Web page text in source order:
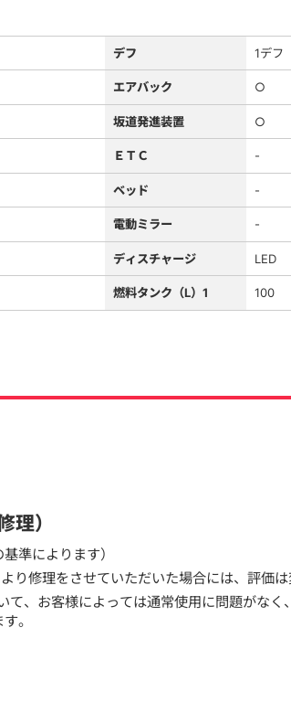
デフ 1デフ
エアバック ○
坂道発進装置 ○
ＥＴＣ -
ベッド -
電動ミラー -
ディスチャージ LED
燃料タンク（L）1 100
理）
準によります）
修理をさせていただいた場合には、評価は
、お客様によっては通常使用に問題がなく
。